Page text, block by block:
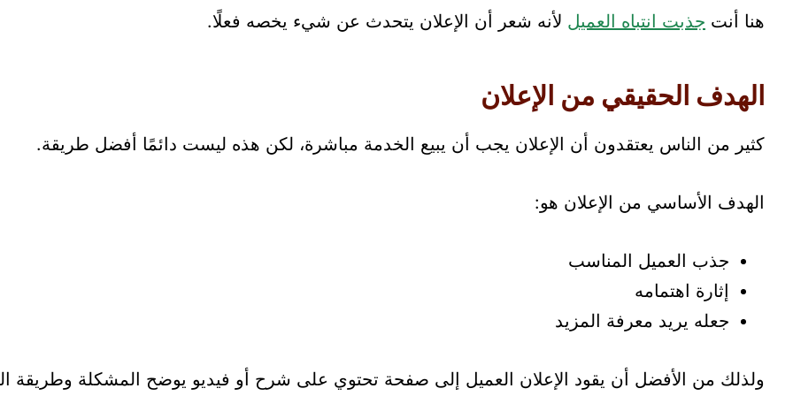
هنا أنت جذبت انتباه العميل لأنه شعر أن الإعلان يتحدث عن شيء يخصه فعلًا.
الهدف الحقيقي من الإعلان
كثير من الناس يعتقدون أن الإعلان يجب أن يبيع الخدمة مباشرة، لكن هذه ليست دائمًا أفضل طريقة.
الهدف الأساسي من الإعلان هو:
جذب العميل المناسب
إثارة اهتمامه
جعله يريد معرفة المزيد
ولذلك من الأفضل أن يقود الإعلان العميل إلى صفحة تحتوي على شرح أو فيديو يوضح المشكلة وطريقة